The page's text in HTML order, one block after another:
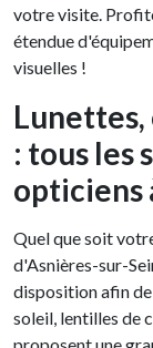
votre visite.
étendue
visuelles !
: tous les
opticiens
Quel que soit
d'Asnières-sur-
disposition afin
soleil, lentilles de